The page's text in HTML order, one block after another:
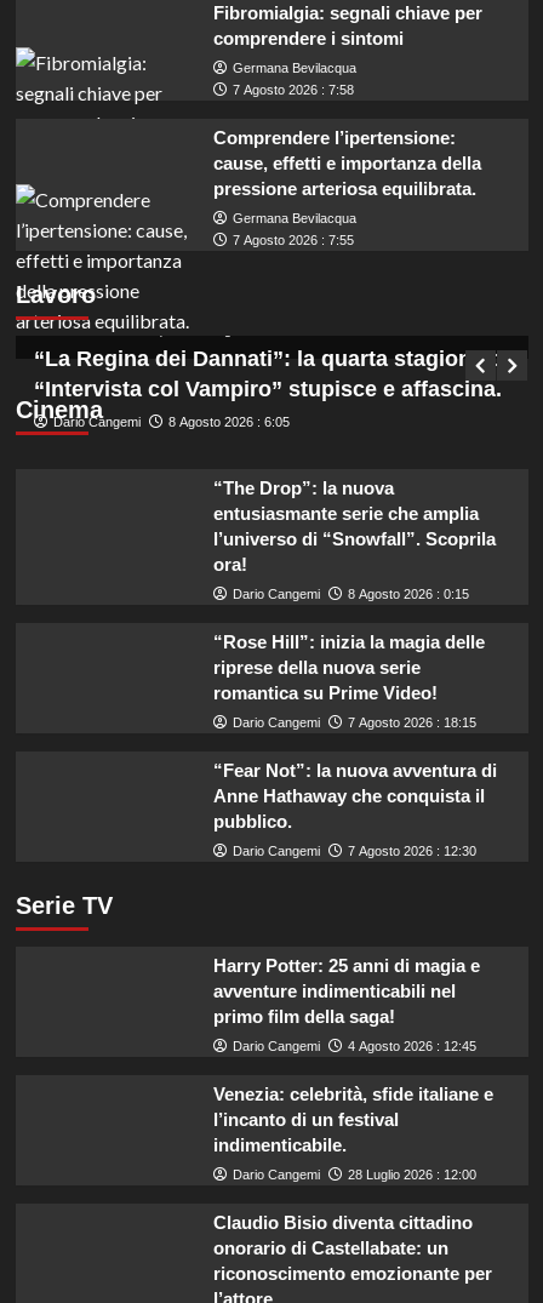
Fibromialgia: segnali chiave per
comprendere i sintomi
Germana Bevilacqua
7 Agosto 2026 : 7:58
Comprendere l’ipertensione:
cause, effetti e importanza della
pressione arteriosa equilibrata.
Germana Bevilacqua
7 Agosto 2026 : 7:55
Lavoro
Marche: opportunità di lavoro per coadiutori
amministrativi con licenza media disponibile
subito!
Germana Bevilacqua
Cinema
“La Regina dei Dannati”: la quarta stagione di
“Intervista col Vampiro” stupisce e affascina.
Dario Cangemi 8 Agosto 2026 : 6:05
“The Drop”: la nuova
entusiasmante serie che amplia
l’universo di “Snowfall”. Scoprila
ora!
Dario Cangemi 8 Agosto 2026 : 0:15
“Rose Hill”: inizia la magia delle
riprese della nuova serie
romantica su Prime Video!
Dario Cangemi 7 Agosto 2026 : 18:15
“Fear Not”: la nuova avventura di
Anne Hathaway che conquista il
pubblico.
Dario Cangemi 7 Agosto 2026 : 12:30
Serie TV
Harry Potter: 25 anni di magia e
avventure indimenticabili nel
primo film della saga!
Dario Cangemi 4 Agosto 2026 : 12:45
Venezia: celebrità, sfide italiane e
l’incanto di un festival
indimenticabile.
Dario Cangemi 28 Luglio 2026 : 12:00
Claudio Bisio diventa cittadino
onorario di Castellabate: un
riconoscimento emozionante per
l’attore.